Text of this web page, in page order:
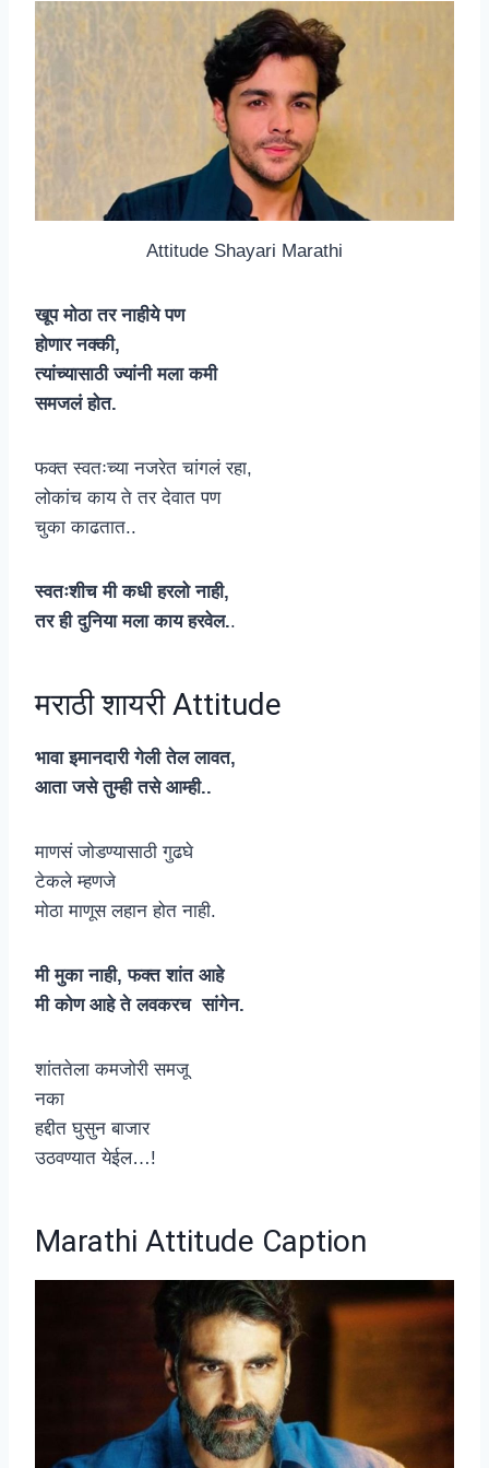
Attitude Shayari Marathi
खूप मोठा तर नाहीये पण
होणार नक्की,
त्यांच्यासाठी ज्यांनी मला कमी
समजलं होत.
फक्त स्वतःच्या नजरेत चांगलं रहा,
लोकांच काय ते तर देवात पण
चुका काढतात..
स्वतःशीच मी कधी हरलो नाही,
तर ही दुनिया मला काय हरवेल..
मराठी शायरी Attitude
भावा इमानदारी गेली तेल लावत,
आता जसे तुम्ही तसे आम्ही..
माणसं जोडण्यासाठी गुढघे
टेकले म्हणजे
मोठा माणूस लहान होत नाही.
मी मुका नाही, फक्त शांत आहे
मी कोण आहे ते लवकरच सांगेन.
शांततेला कमजोरी समजू
नका
हद्दीत घुसुन बाजार
उठवण्यात येईल…!
Marathi Attitude Caption